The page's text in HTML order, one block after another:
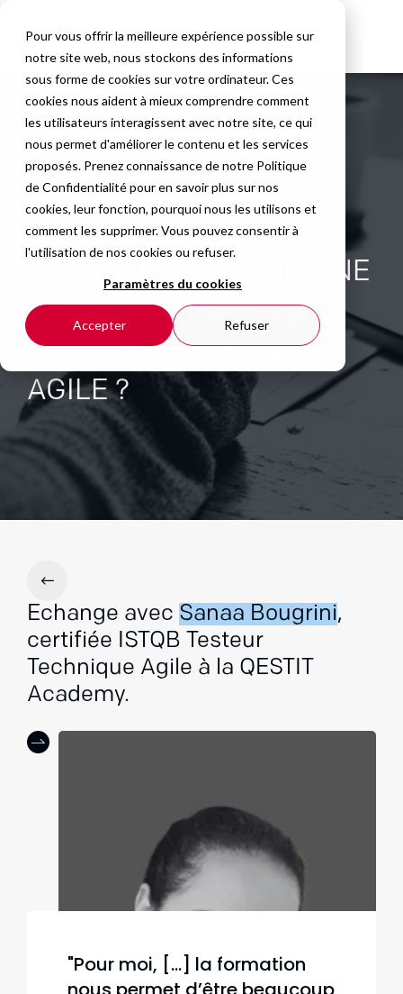
Pour vous offrir la meilleure expérience possible sur
notre site web, nous stockons des informations
sous forme de cookies sur votre ordinateur. Ces
cookies nous aident à mieux comprendre comment
les utilisateurs interagissent avec notre site, ce qui
nous permet d'améliorer le contenu et les services
proposés. Prenez connaissance de notre Politique
de Confidentialitépour en savoir plus sur nos
cookies, leur fonction, pourquoi nous les utilisons et
comment les supprimer. Vous pouvez consentir à
l'utilisation de nos cookies ou refuser.
Paramètres du cookies
Accepter Refuser
POURQUOI OBTENIR UNE
CERTIFICATION ISTQB
TESTEUR TECHNIQUE
AGILE ?
Echange avec Sanaa Bougrini,
certifiée ISTQB Testeur
Technique Agile à la QESTIT
Academy.
"Pour moi, [...] la formation